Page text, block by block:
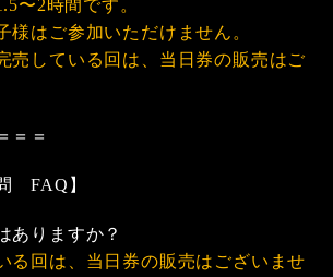
〜2時間です。
はご参加いただけません。
売している回は、当日券の販売はご
＝＝
FAQ】
ありますか？
る回は、当日券の販売はございませ